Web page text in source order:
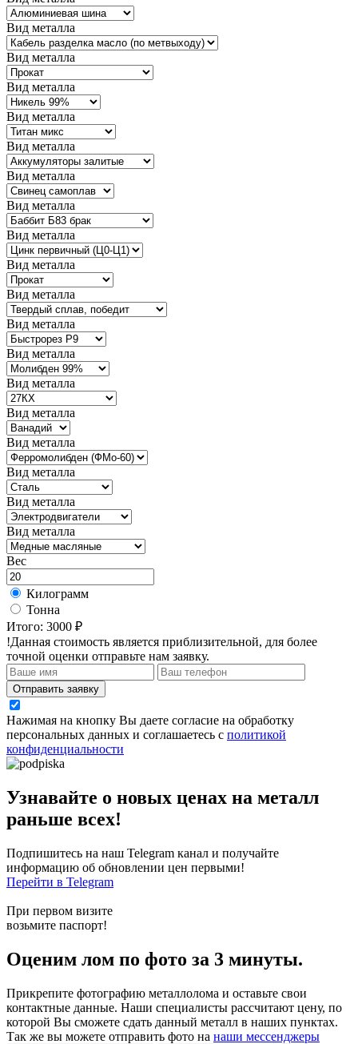
Вид металла
Вид металла
Вид металла
Вид металла
Вид металла
Вид металла
Вид металла
Вид металла
Вид металла
Вид металла
Вид металла
Вид металла
Вид металла
Вид металла
Вид металла
Вид металла
Вид металла
Вид металла
Вес
Килограмм
Тонна
Итого: 3000 ₽
!Данная стоимость является приблизительной, для более
точной оценки отправьте нам заявку.
Отправить заявку
Нажимая на кнопку Вы даете согласие на обработку
персональных данных и соглашаетесь с политикой
конфиденциальности
Узнавайте о новых ценах на металл
раньше всех!
Подпишитесь на наш Telegram канал и получайте
информацию об обновлении цен первыми!
Перейти в Telegram
При первом визите
возьмите паспорт!
Оценим лом по фото за 3 минуты.
Прикрепите фотографию металлолома и оставьте свои
контактные данные. Наши специалисты рассчитают цену, по
которой Вы сможете сдать данный металл в наших пунктах.
Так же вы можете отправить фото на наши мессенджеры